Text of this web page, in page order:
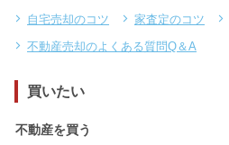
自宅売却のコツ
家査定のコツ
不動産売却のよくある質問Q＆A
買いたい
不動産を買う